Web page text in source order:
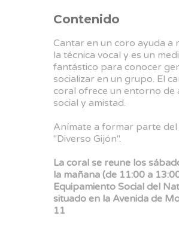
Contenido
Cantar en un coro ayuda a
la técnica vocal y es un
fantástico para conocer
socializar en un grupo. El
coral ofrece un entorno de
social y amistad.
Anímate a formar parte
"Diverso Gijón".
La coral se reune los
la mañana (de 11:00 a
Equipamiento Social del
situado en la Avenida de
11